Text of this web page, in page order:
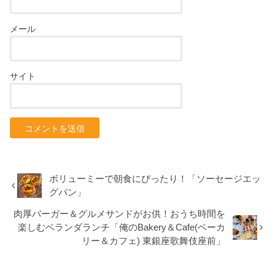
メール
サイト
ボリューミーで朝食にぴったり！「ソーセージエッ
グパン」
肉厚バーガー＆グルメサンドがお供！おうち時間を
楽しむベランダランチ「俺のBakery＆Cafe(ベーカ
リー＆カフェ) 東銀座歌舞伎座前」